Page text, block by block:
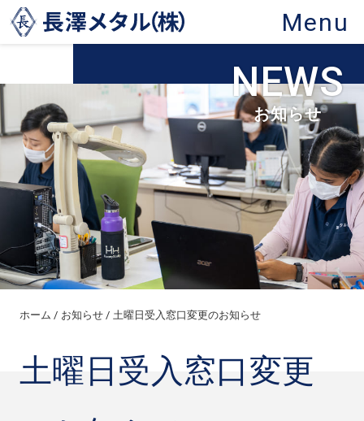
Menu
NEWS
お知らせ
ホーム お知らせ 土曜日受入窓口変更のお知らせ
土曜日受入窓口変更